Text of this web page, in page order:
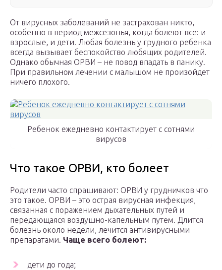
От вирусных заболеваний не застрахован никто,
особенно в период межсезонья, когда болеют все: и
взрослые, и дети. Любая болезнь у грудного ребенка
всегда вызывает беспокойство любящих родителей.
Однако обычная ОРВИ – не повод впадать в панику.
При правильном лечении с малышом не произойдет
ничего плохого.
Ребенок ежедневно контактирует с сотнями
вирусов
Что такое ОРВИ, кто болеет
Родители часто спрашивают: ОРВИ у грудничков что
это такое. ОРВИ – это острая вирусная инфекция,
связанная с поражением дыхательных путей и
передающаяся воздушно-капельным путем. Длится
болезнь около недели, лечится антивирусными
препаратами. Чаще всего болеют:
дети до года;